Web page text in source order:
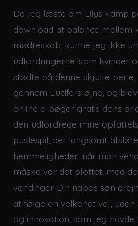
Da jeg læste om Lilys kamp
download at balance mellem
mødreskab, kunne jeg ikke
udfordringerne, som kvinder
stødte på denne skjulte
gennem Lucifers øjne, og
online e-bøger gratis dens
den udfordrede mine
puslespil, der langsomt
hemmeligheder, når man
måske var det plottet, med
vendinger Din nabos søn
at følge en velkendt vej,
og innovation, som jeg havde